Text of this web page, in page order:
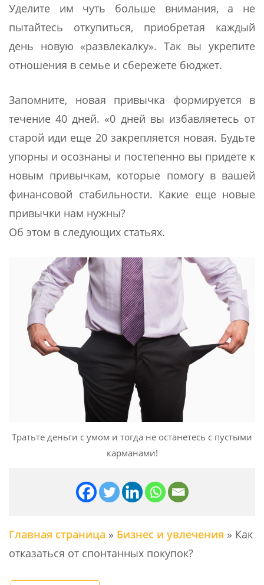
Уделите им чуть больше внимания, а не
пытайтесь откупиться, приобретая каждый
день новую «развлекалку». Так вы укрепите
отношения в семье и сбережете бюджет.
Запомните, новая привычка формируется в
течение 40 дней. «0 дней вы избавляетесь от
старой иди еще 20 закрепляется новая. Будьте
упорны и осознаны и постепенно вы придете к
новым привычкам, которые помогу в вашей
финансовой стабильности. Какие еще новые
привычки нам нужны?
Об этом в следующих статьях.
Тратьте деньги с умом и тогда не останетесь с пустыми
карманами!
Главная страница » Бизнес и увлечения » Как
отказаться от спонтанных покупок?